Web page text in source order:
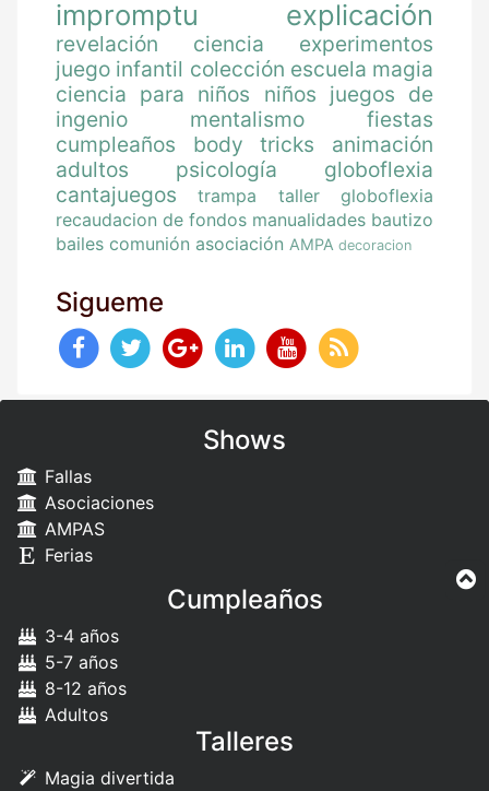
impromptu
explicación
revelación ciencia
experimentos
juego infantil colección escuela magia
ciencia para niños
niños juegos de
ingenio
mentalismo
fiestas
cumpleaños
body tricks
animación
adultos
psicología
globoflexia
cantajuegos
trampa
taller globoflexia
recaudacion de fondos manualidades bautizo
bailes comunión asociación AMPA decoracion
Sigueme
Shows
Fallas
Asociaciones
AMPAS
Ferias
Cumpleaños
3-4 años
5-7 años
8-12 años
Adultos
Talleres
Magia divertida